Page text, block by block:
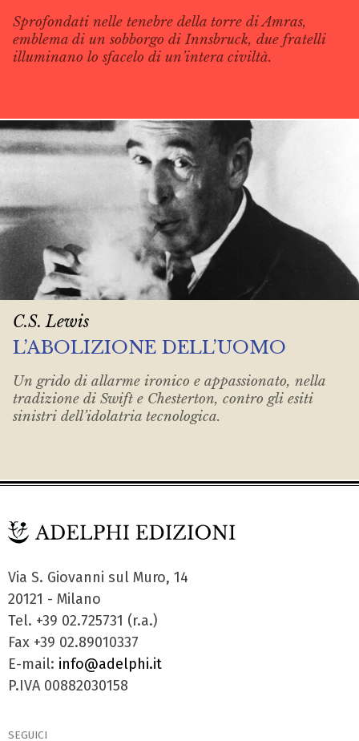
Sprofondati nelle tenebre della torre di Amras,
emblema di un sobborgo di Innsbruck, due fratelli
illuminano lo sfacelo di un’intera civiltà.
C.S. Lewis
L’ABOLIZIONE DELL’UOMO
Un grido di allarme ironico e appassionato, nella
tradizione di Swift e Chesterton, contro gli esiti
sinistri dell’idolatria tecnologica.
Via S. Giovanni sul Muro, 14
20121 - Milano
Tel. +39 02.725731 (r.a.)
Fax +39 02.89010337
E-mail: info@adelphi.it
P.IVA 00882030158
SEGUICI